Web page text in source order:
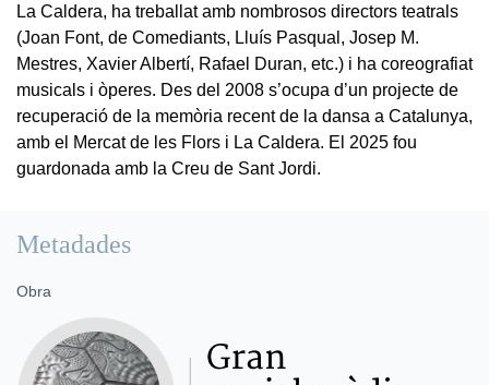
La Caldera, ha treballat amb nombrosos directors teatrals
(Joan Font, de Comediants, Lluís Pasqual, Josep M.
Mestres, Xavier Albertí, Rafael Duran, etc.) i ha coreografiat
musicals i òperes. Des del 2008 s’ocupa d’un projecte de
recuperació de la memòria recent de la dansa a Catalunya,
amb el Mercat de les Flors i La Caldera. El 2025 fou
guardonada amb la Creu de Sant Jordi.
Metadades
Obra